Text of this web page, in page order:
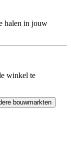
halen in jouw
winkel te
bouwmarkten